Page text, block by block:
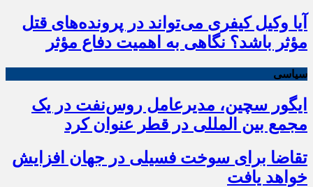
آیا وکیل کیفری می‌تواند در پرونده‌های قتل
مؤثر باشد؟ نگاهی به اهمیت دفاع مؤثر
سیاسی
ایگور سچین، مدیرعامل روس‌نفت در یک
مجمع بین المللی در قطر عنوان کرد
تقاضا برای سوخت فسیلی در جهان افزایش
خواهد یافت